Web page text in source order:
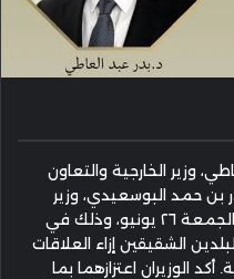
وزير الخارجية والتعاون
بن حمد البوسعيدي، وزير
خارجية سلطنة عمان الشقيقة، يوم الجمعة ٢٦ يونيو، وذلك في
الشقيقين إزاء العلاقات
الوزيران اعتزازهما بما